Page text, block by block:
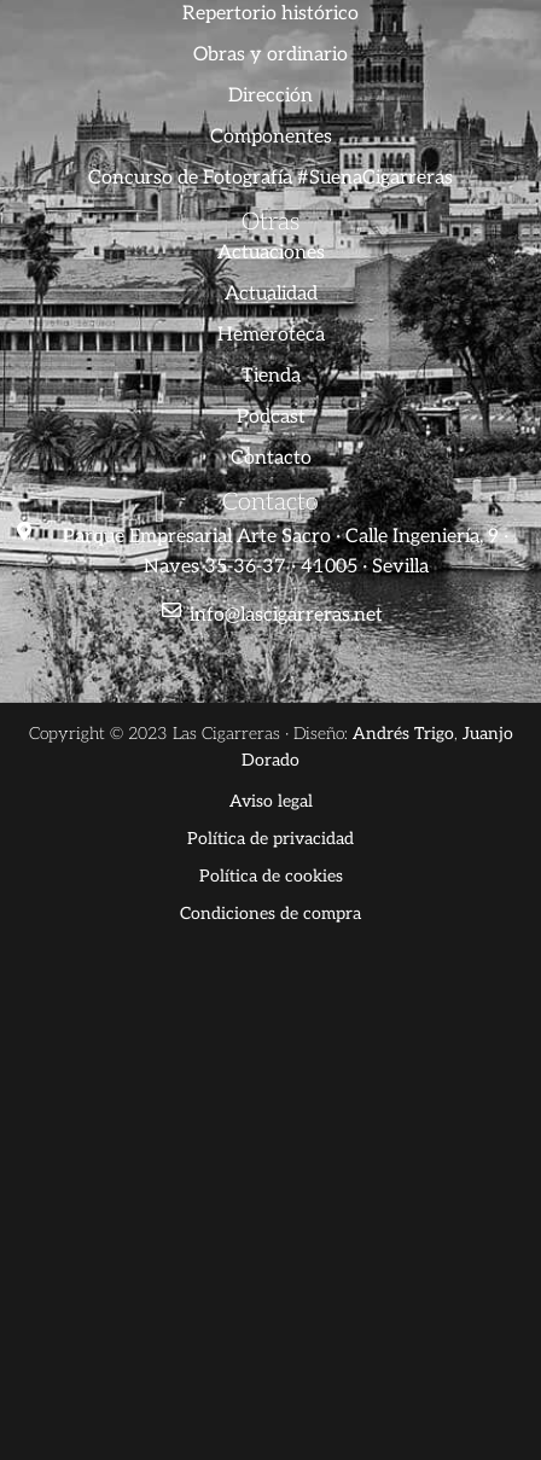
Repertorio histórico
Obras y ordinario
Dirección
Componentes
Concurso de Fotografía #SuenaCigarreras
Otras
Actuaciones
Actualidad
Hemeroteca
Tienda
Podcast
Contacto
Contacto
Parque Empresarial Arte Sacro · Calle Ingeniería, 9 ·
Naves 35-36-37 · 41005 · Sevilla
info@lascigarreras.net
Copyright © 2023 Las Cigarreras · Diseño: Andrés Trigo, Juanjo
Dorado
Aviso legal
Política de privacidad
Política de cookies
Condiciones de compra